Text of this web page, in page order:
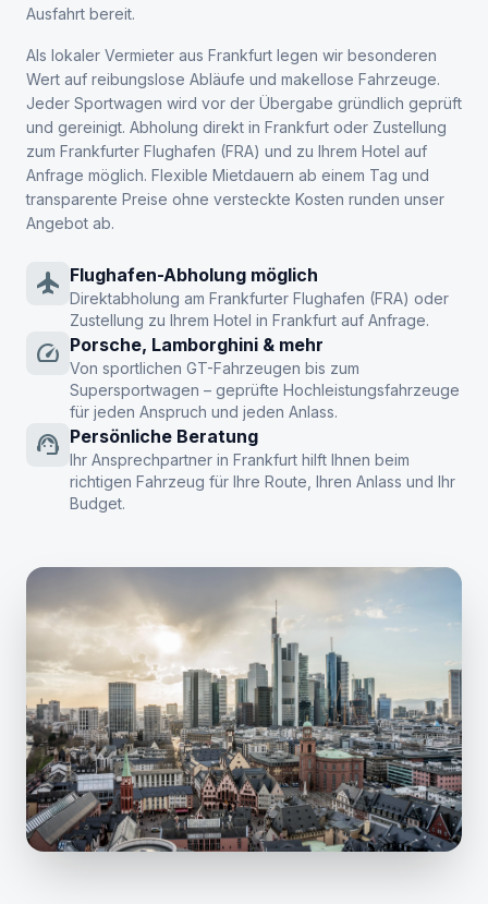
Ausfahrt bereit.
Als lokaler Vermieter aus Frankfurt legen wir besonderen
Wert auf reibungslose Abläufe und makellose Fahrzeuge.
Jeder Sportwagen wird vor der Übergabe gründlich geprüft
und gereinigt. Abholung direkt in Frankfurt oder Zustellung
zum Frankfurter Flughafen (FRA) und zu Ihrem Hotel auf
Anfrage möglich. Flexible Mietdauern ab einem Tag und
transparente Preise ohne versteckte Kosten runden unser
Angebot ab.
flight Flughafen-Abholung möglich
Direktabholung am Frankfurter Flughafen (FRA) oder
Zustellung zu Ihrem Hotel in Frankfurt auf Anfrage.
speed Porsche, Lamborghini & mehr
Von sportlichen GT-Fahrzeugen bis zum
Supersportwagen – geprüfte Hochleistungsfahrzeuge
für jeden Anspruch und jeden Anlass.
support_agent Persönliche Beratung
Ihr Ansprechpartner in Frankfurt hilft Ihnen beim
richtigen Fahrzeug für Ihre Route, Ihren Anlass und Ihr
Budget.